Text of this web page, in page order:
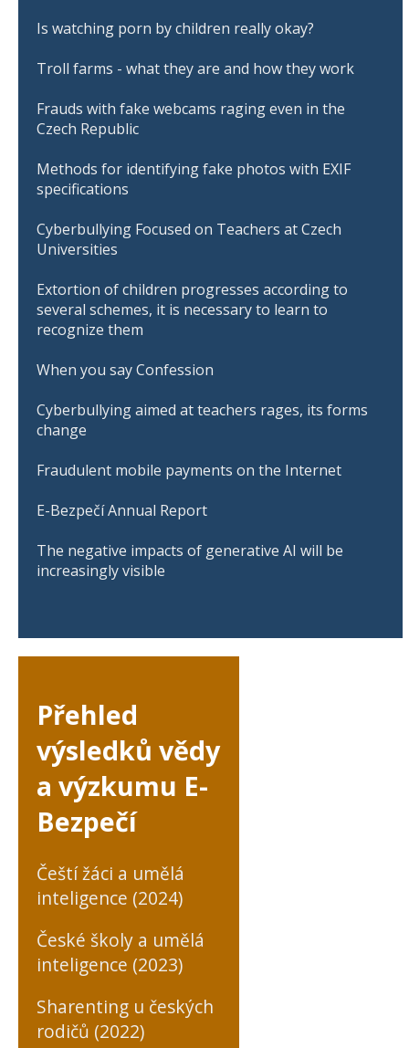
Is watching porn by children really okay?
Troll farms - what they are and how they work
Frauds with fake webcams raging even in the
Czech Republic
Methods for identifying fake photos with EXIF
specifications
Cyberbullying Focused on Teachers at Czech
Universities
Extortion of children progresses according to
several schemes, it is necessary to learn to
recognize them
When you say Confession
Cyberbullying aimed at teachers rages, its forms
change
Fraudulent mobile payments on the Internet
E-Bezpečí Annual Report
The negative impacts of generative AI will be
increasingly visible
Přehled
výsledků vědy
a výzkumu E-
Bezpečí
Čeští žáci a umělá
inteligence (2024)
České školy a umělá
inteligence (2023)
Sharenting u českých
rodičů (2022)